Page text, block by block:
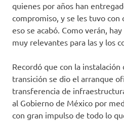
quienes por años han
compromiso, y se les tuvo
eso se acabó. Como verán,
muy relevantes para las y los
Recordó que con la instalación
transición se dio el arranque
transferencia de
al Gobierno de México por
con gran impulso de todo lo